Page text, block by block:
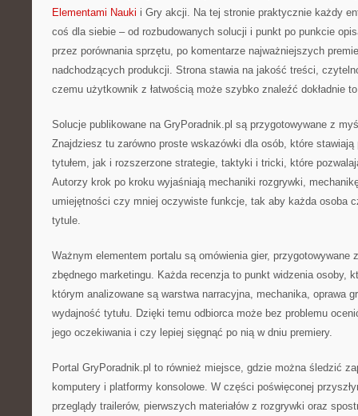
Elementami Nauki i Gry akcji. Na tej stronie praktycznie każdy
coś dla siebie – od rozbudowanych solucji i punkt po punkcie
przez porównania sprzętu, po komentarze najważniejszych
nadchodzących produkcji. Strona stawia na jakość treści,
czemu użytkownik z łatwością może szybko znaleźć dokładnie
Solucje publikowane na GryPoradnik.pl są przygotowywane z
Znajdziesz tu zarówno proste wskazówki dla osób, które
tytułem, jak i rozszerzone strategie, taktyki i tricki, które
Autorzy krok po kroku wyjaśniają mechaniki rozgrywki,
umiejętności czy mniej oczywiste funkcje, tak aby każda osoba
tytule.
Ważnym elementem portalu są omówienia gier, przygotowywane
zbędnego marketingu. Każda recenzja to punkt widzenia osoby,
którym analizowane są warstwa narracyjna, mechanika, oprawa
wydajność tytułu. Dzięki temu odbiorca może bez problemu
jego oczekiwania i czy lepiej sięgnąć po nią w dniu premiery.
Portal GryPoradnik.pl to również miejsce, gdzie można śledzić
komputery i platformy konsolowe. W części poświęconej
przeglądy trailerów, pierwszych materiałów z rozgrywki oraz